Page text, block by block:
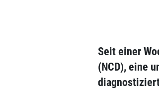
Seit einer
(NCD), eine